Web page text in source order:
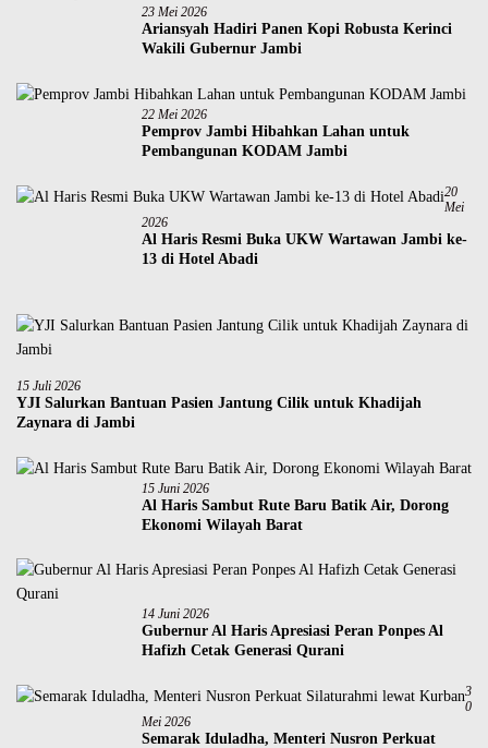
23 Mei 2026
Ariansyah Hadiri Panen Kopi Robusta Kerinci
Wakili Gubernur Jambi
22 Mei 2026
Pemprov Jambi Hibahkan Lahan untuk
Pembangunan KODAM Jambi
20
Mei
2026
Al Haris Resmi Buka UKW Wartawan Jambi ke-
13 di Hotel Abadi
15 Juli 2026
YJI Salurkan Bantuan Pasien Jantung Cilik untuk Khadijah
Zaynara di Jambi
15 Juni 2026
Al Haris Sambut Rute Baru Batik Air, Dorong
Ekonomi Wilayah Barat
14 Juni 2026
Gubernur Al Haris Apresiasi Peran Ponpes Al
Hafizh Cetak Generasi Qurani
3
0
Mei 2026
Semarak Iduladha, Menteri Nusron Perkuat